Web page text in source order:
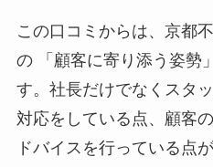
この口コミからは、京都
の 「顧客に寄り添う姿勢
す。社長だけでなくスタ
対応をしている点、顧客
ドバイスを行っている点